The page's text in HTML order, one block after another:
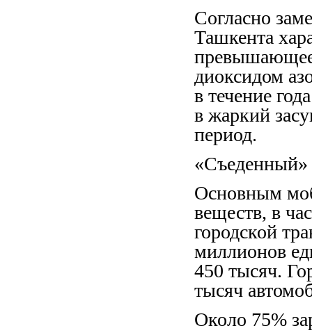
Согласно
Ташкента
диоксидом
в течение
в жаркий
период.
«Съеденный»
Основным
веществ, в
городской
миллионов
450 тысяч.
тысяч
Около 75%